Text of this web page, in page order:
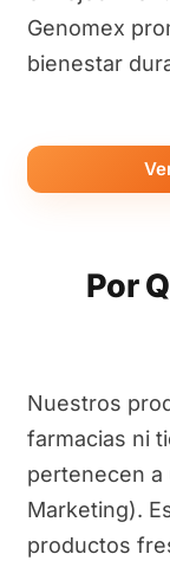
Genomex
bienestar
Por
Nuestros
farmacias ni
pertenecen a
Marketing).
productos